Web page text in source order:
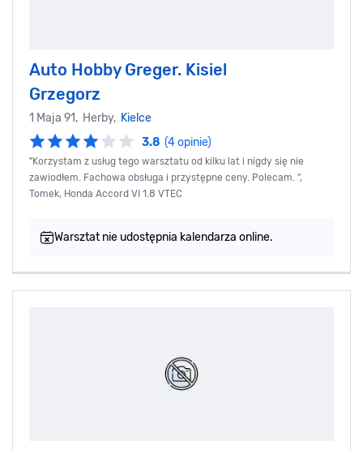
Auto Hobby Greger. Kisiel
Grzegorz
1 Maja 91, Herby, Kielce
3.8 (4 opinie)
"Korzystam z usług tego warsztatu od kilku lat i nigdy się nie
zawiodłem. Fachowa obsługa i przystępne ceny. Polecam. ",
Tomek, Honda Accord VI 1.8 VTEC
Warsztat nie udostępnia kalendarza online.